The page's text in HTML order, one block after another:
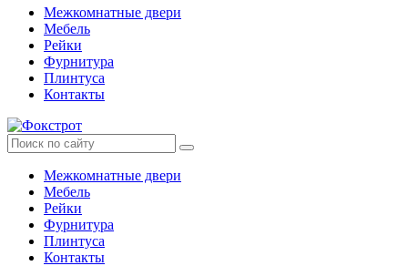
Межкомнатные двери
Мебель
Рейки
Фурнитура
Плинтуса
Контакты
Межкомнатные двери
Мебель
Рейки
Фурнитура
Плинтуса
Контакты